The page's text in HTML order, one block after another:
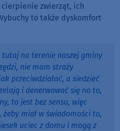
zwierząt, ich
to także dyskomfort
na terenie naszej gminy
nie mam straży
przeciwdziałać, a siedzieć
i denerwować się na to,
to jest bez sensu, więc
żeby miał w świadomości to,
uciec z domu i mogą z